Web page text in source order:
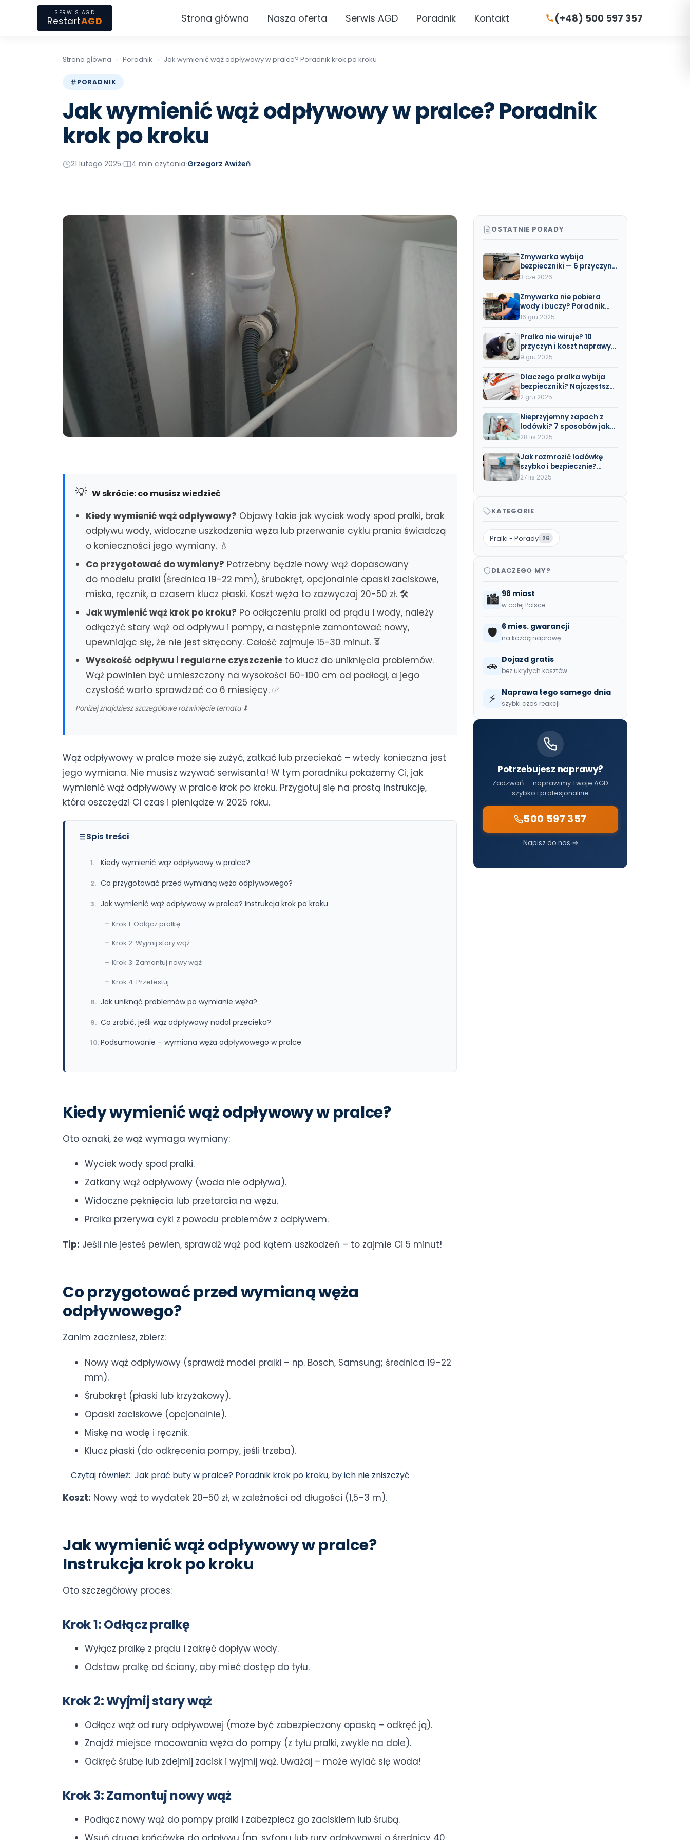
Strona główna Nasza oferta Serwis AGD Poradnik Kontakt
SERWIS AGD
RestartAGD (+48) 500 597 357
Strona główna › Poradnik › Jak wymienić wąż odpływowy w pralce? Poradnik krok po kroku
PORADNIK
Jak wymienić wąż odpływowy w pralce? Poradnik
krok po kroku
21 lutego 2025• 4 min czytania•Grzegorz Awiżeń
💡 W skrócie: co musisz wiedzieć
Kiedy wymienić wąż odpływowy? Objawy takie jak wyciek wody spod pralki, brak
odpływu wody, widoczne uszkodzenia węża lub przerwanie cyklu prania świadczą
o konieczności jego wymiany. 💧
Co przygotować do wymiany? Potrzebny będzie nowy wąż dopasowany
do modelu pralki (średnica 19-22 mm), śrubokręt, opcjonalnie opaski zaciskowe,
miska, ręcznik, a czasem klucz płaski. Koszt węża to zazwyczaj 20-50 zł. 🛠️
Jak wymienić wąż krok po kroku? Po odłączeniu pralki od prądu i wody, należy
odłączyć stary wąż od odpływu i pompy, a następnie zamontować nowy,
upewniając się, że nie jest skręcony. Całość zajmuje 15-30 minut. ⏳
Wysokość odpływu i regularne czyszczenie to klucz do uniknięcia problemów.
Wąż powinien być umieszczony na wysokości 60-100 cm od podłogi, a jego
czystość warto sprawdzać co 6 miesięcy. ✅
Poniżej znajdziesz szczegółowe rozwinięcie tematu ⬇
Wąż odpływowy w pralce może się zużyć, zatkać lub przeciekać – wtedy konieczna jest
jego wymiana. Nie musisz wzywać serwisanta! W tym poradniku pokażemy Ci, jak
wymienić wąż odpływowy w pralce krok po kroku. Przygotuj się na prostą instrukcję,
która oszczędzi Ci czas i pieniądze w 2025 roku.
Spis treści
Kiedy wymienić wąż odpływowy w pralce?
Co przygotować przed wymianą węża odpływowego?
Jak wymienić wąż odpływowy w pralce? Instrukcja krok po kroku
Krok 1: Odłącz pralkę
Krok 2: Wyjmij stary wąż
Krok 3: Zamontuj nowy wąż
Krok 4: Przetestuj
Jak uniknąć problemów po wymianie węża?
Co zrobić, jeśli wąż odpływowy nadal przecieka?
Podsumowanie – wymiana węża odpływowego w pralce
Kiedy wymienić wąż odpływowy w pralce?
Oto oznaki, że wąż wymaga wymiany:
Wyciek wody spod pralki.
Zatkany wąż odpływowy (woda nie odpływa).
Widoczne pęknięcia lub przetarcia na wężu.
Pralka przerywa cykl z powodu problemów z odpływem.
Tip: Jeśli nie jesteś pewien, sprawdź wąż pod kątem uszkodzeń – to zajmie Ci 5 minut!
Co przygotować przed wymianą węża
odpływowego?
Zanim zaczniesz, zbierz:
Nowy wąż odpływowy (sprawdź model pralki – np. Bosch, Samsung; średnica 19–22
mm).
Śrubokręt (płaski lub krzyżakowy).
Opaski zaciskowe (opcjonalnie).
Miskę na wodę i ręcznik.
Klucz płaski (do odkręcenia pompy, jeśli trzeba).
Czytaj również: Jak prać buty w pralce? Poradnik krok po kroku, by ich nie zniszczyć
Koszt: Nowy wąż to wydatek 20–50 zł, w zależności od długości (1,5–3 m).
Jak wymienić wąż odpływowy w pralce?
Instrukcja krok po kroku
Oto szczegółowy proces:
Krok 1: Odłącz pralkę
Wyłącz pralkę z prądu i zakręć dopływ wody.
Odstaw pralkę od ściany, aby mieć dostęp do tyłu.
Krok 2: Wyjmij stary wąż
Odłącz wąż od rury odpływowej (może być zabezpieczony opaską – odkręć ją).
Znajdź miejsce mocowania węża do pompy (z tyłu pralki, zwykle na dole).
Odkręć śrubę lub zdejmij zacisk i wyjmij wąż. Uważaj – może wylać się woda!
Krok 3: Zamontuj nowy wąż
Podłącz nowy wąż do pompy pralki i zabezpiecz go zaciskiem lub śrubą.
OSTATNIE PORADY
Zmywarka wybija
bezpieczniki — 6 przyczyn i
rozwiązania (z cennikiem
3 cze 2026
Zmywarka nie pobiera
wody i buczy? Poradnik
Krok po Kroku (Wszystkie
16 gru 2025
Pralka nie wiruje? 10
przyczyn i koszt naprawy
(Beko, Bosch, Electrolux)
9 gru 2025
Dlaczego pralka wybija
bezpieczniki? Najczęstsze
przyczyny i rozwiązania
2 gru 2025
Nieprzyjemny zapach z
lodówki? 7 sposobów jak
się go pozbyć (także No
28 lis 2025
Jak rozmrozić lodówkę
szybko i bezpiecznie?
Poradnik krok po kroku
27 lis 2025
KATEGORIE
Pralki - Porady 26
DLACZEGO MY?
🏙️ 98 miast
w całej Polsce
🛡️ 6 mies. gwarancji
na każdą naprawę
🚗 Dojazd gratis
bez ukrytych kosztów
⚡ Naprawa tego samego dnia
szybki czas reakcji
Potrzebujesz naprawy?
Zadzwoń — naprawimy Twoje AGD
szybko i profesjonalnie
500 597 357
Napisz do nas →